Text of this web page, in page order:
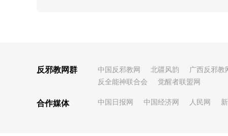
反邪教网群
合作媒体
中国反邪教网 北疆风韵
广西反邪教
反全能神联合会
觉醒者联盟网
中国日报网 中国经济网 人民网